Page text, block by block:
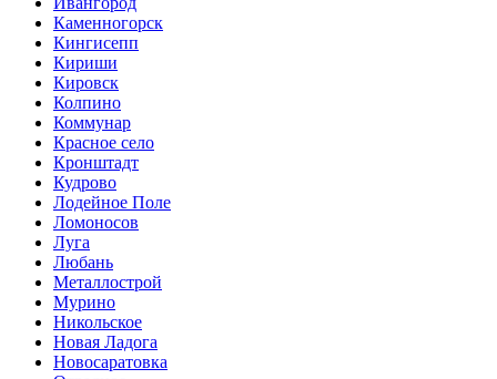
Каменногорск
Кингисепп
Кириши
Кировск
Колпино
Коммунар
Красное село
Кронштадт
Кудрово
Лодейное Поле
Ломоносов
Луга
Любань
Металлострой
Мурино
Никольское
Новая Ладога
Новосаратовка